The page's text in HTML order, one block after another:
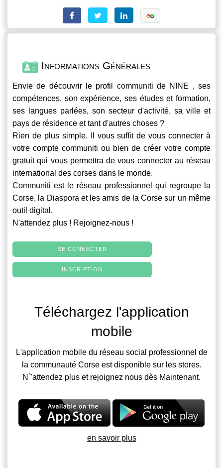
Informations Générales
Envie de découvrir le profil communiti de NINE , ses
compétences, son expérience, ses études et formation,
ses langues parlées, son secteur d'activité, sa ville et
pays de résidence et tant d'autres choses ?
Rien de plus simple. Il vous suffit de vous connecter à
votre compte communiti ou bien de créer votre compte
gratuit qui vous permettra de vous connecter au réseau
international des corses dans le monde.
Communiti est le réseau professionnel qui regroupe la
Corse, la Diaspora et les amis de la Corse sur un même
outil digital.
N'attendez plus ! Rejoignez-nous !
SE CONNECTER
INSCRIPTION
Téléchargez l'application
mobile
L'application mobile du réseau social professionnel de
la communauté Corse est disponible sur les stores.
N`'attendez plus et rejoignez nous dès Maintenant.
en savoir plus